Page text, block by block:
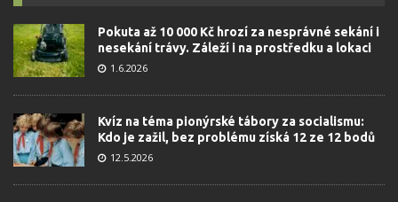
Pokuta až 10 000 Kč hrozí za nesprávné sekání i
nesekání trávy. Záleží i na prostředku a lokaci
1.6.2026
Kvíz na téma pionýrské tábory za socialismu:
Kdo je zažil, bez problému získá 12 ze 12 bodů
12.5.2026